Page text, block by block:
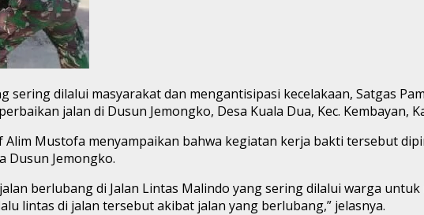
sering dilalui masyarakat dan mengantisipasi kecelakaan, Satgas
jalan di Dusun Jemongko, Desa Kuala Dua, Kec. Kembayan,
Mustofa menyampaikan bahwa kegiatan kerja bakti tersebut
Dusun Jemongko.
berlubang di Jalan Lintas Malindo yang sering dilalui warga
lintas di jalan tersebut akibat jalan yang berlubang,” jelasnya.